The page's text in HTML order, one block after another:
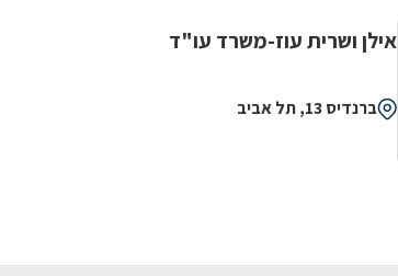
אילן ושרית עוז-משרד עו"ד
ברנדיס 13, תל אביב